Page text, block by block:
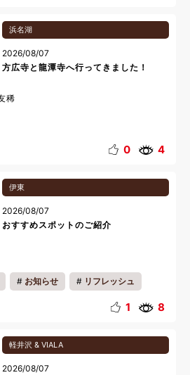
浜名湖
2026/08/07
方広寺と龍潭寺へ行ってきました！
稀
0 4
伊東
2026/08/07
おすすめスポットのご紹介
お知らせ リフレッシュ
1 8
軽井沢 & VIALA
2026/08/07